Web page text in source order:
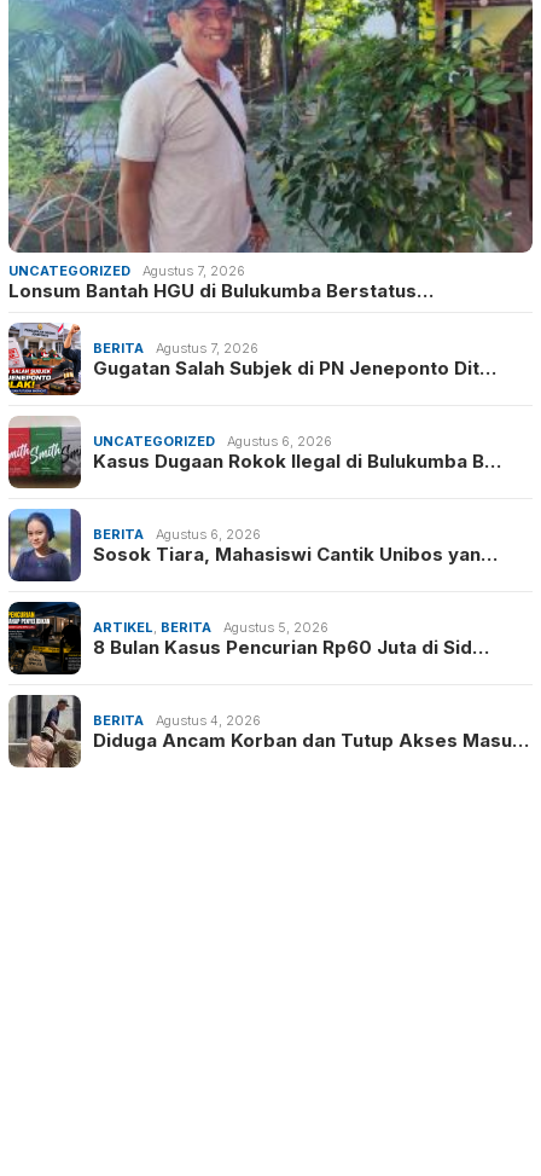
UNCATEGORIZED Agustus 7, 2026
Lonsum Bantah HGU di Bulukumba Berstatus…
BERITA Agustus 7, 2026
Gugatan Salah Subjek di PN Jeneponto Dit…
UNCATEGORIZED Agustus 6, 2026
Kasus Dugaan Rokok Ilegal di Bulukumba B…
BERITA Agustus 6, 2026
Sosok Tiara, Mahasiswi Cantik Unibos yan…
ARTIKEL BERITA Agustus 5, 2026
8 Bulan Kasus Pencurian Rp60 Juta di Sid…
BERITA Agustus 4, 2026
Diduga Ancam Korban dan Tutup Akses Masu…